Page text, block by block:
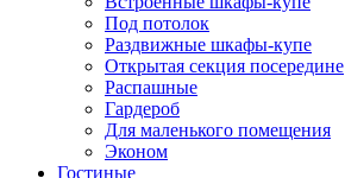
Под потолок
Раздвижные шкафы-купе
Открытая секция посередине
Распашные
Гардероб
Для маленького помещения
Эконом
Гостиные